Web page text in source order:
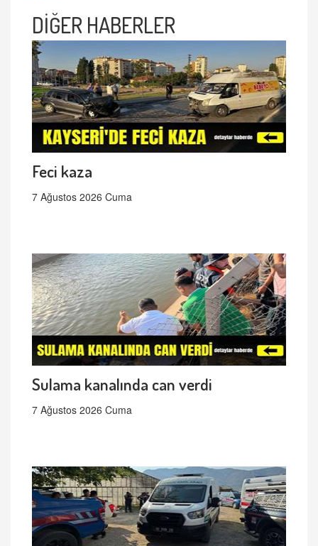
DİĞER HABERLER
Feci kaza
7 Ağustos 2026 Cuma
Sulama kanalında can verdi
7 Ağustos 2026 Cuma